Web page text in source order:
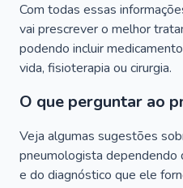
Com todas essas
vai prescrever o melhor
podendo incluir
vida, fisioterapia ou cirurgia.
O que perguntar ao
Veja algumas sugestões
pneumologista
e do diagnóstico que ele